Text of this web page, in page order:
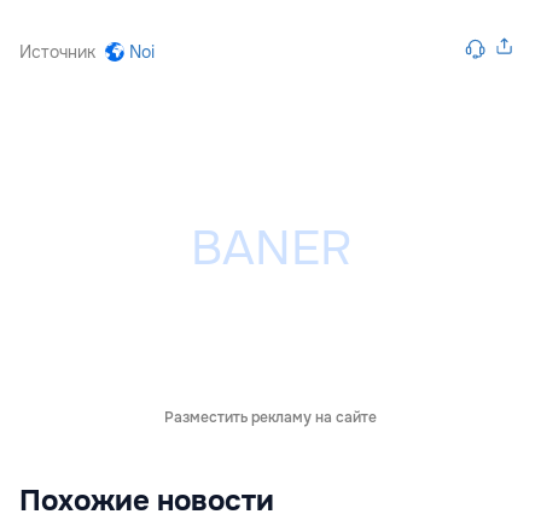
Источник Noi
Разместить рекламу на сайте
Похожие новости